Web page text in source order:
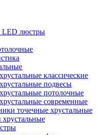
LED люстры
классические
подвесы
потолочные
современные
точечные хрустальные